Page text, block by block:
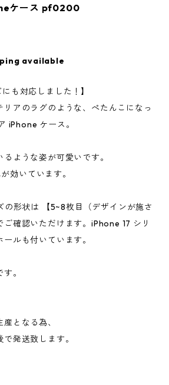
ケース pf0200
available
も対応しました！】
リアのラグのような、ぺたんこになっ
iPhone ケース。
ような姿が可愛いです。
効いています。
形状は 【5~8枚目（デザインが施さ
確認いただけます。iPhone 17 シリ
ルも付いています。
。
となる為、
発送致します。